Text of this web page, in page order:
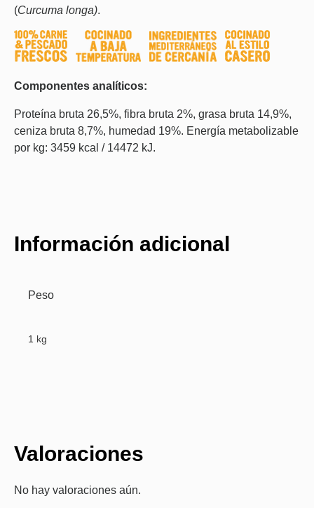
(Curcuma longa).
Componentes analíticos:
Proteína bruta 26,5%, fibra bruta 2%, grasa bruta 14,9%,
ceniza bruta 8,7%, humedad 19%. Energía metabolizable
por kg: 3459 kcal / 14472 kJ.
Información adicional
Peso
1 kg
Valoraciones
No hay valoraciones aún.